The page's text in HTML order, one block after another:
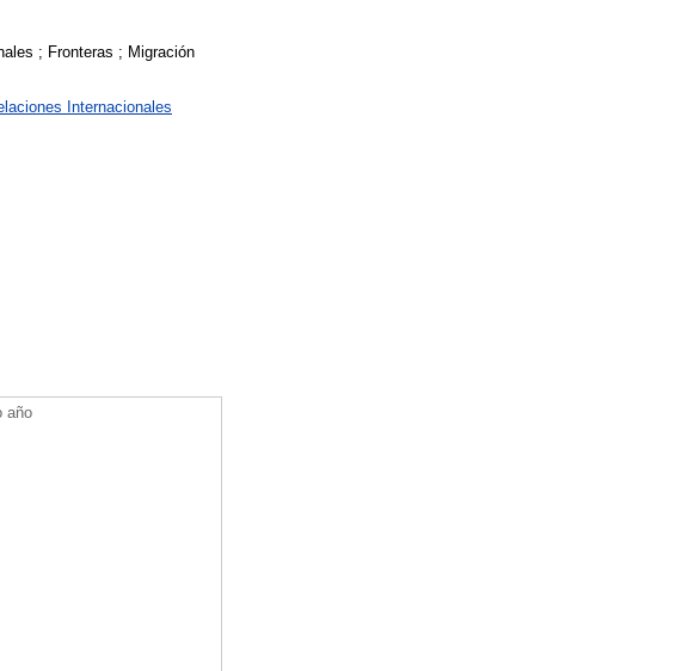
; Fronteras ; Migración
Internacionales
año